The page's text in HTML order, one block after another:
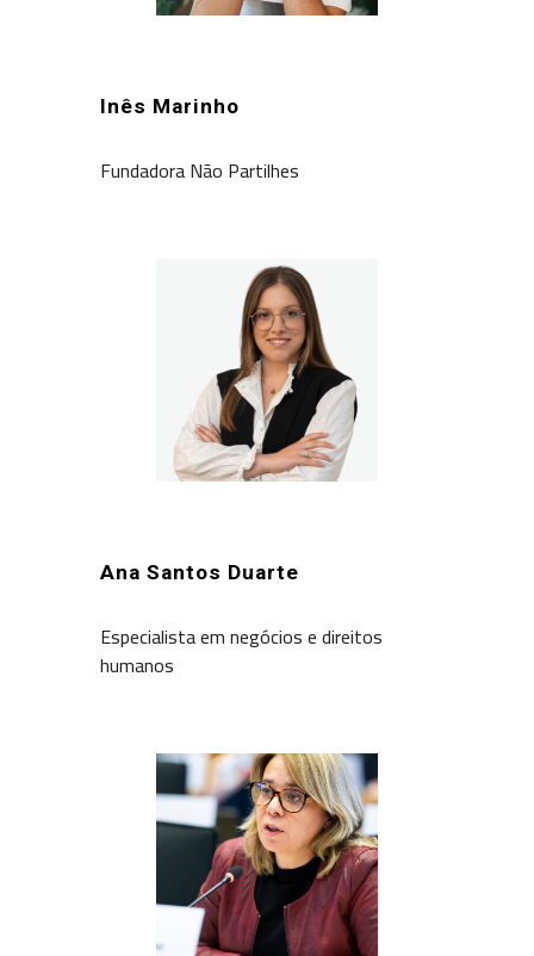
Inês Marinho
Fundadora Não Partilhes
Ana Santos Duarte
Especialista em negócios e direitos
humanos